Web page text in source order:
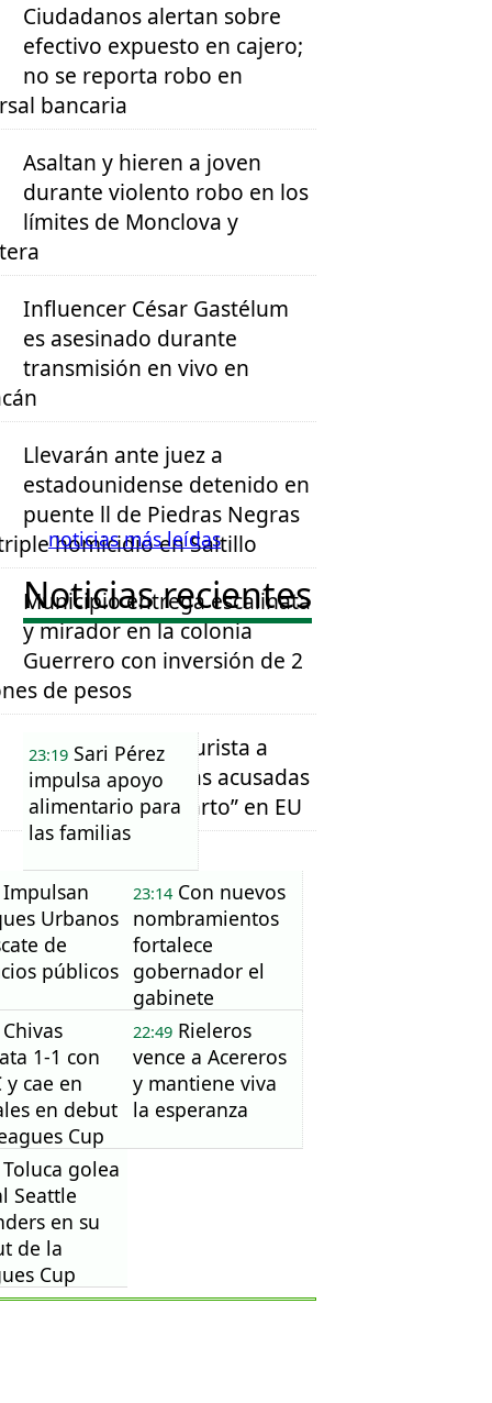
Ciudadanos alertan sobre
efectivo expuesto en cajero;
no se reporta robo en
bancaria
Asaltan y hieren a joven
durante violento robo en los
límites de Monclova y
Influencer César Gastélum
es asesinado durante
transmisión en vivo en
Llevarán ante juez a
estadounidense detenido en
puente ll de Piedras Negras
homicidio en Saltillo
Municipio entrega escalinata
y mirador en la colonia
Guerrero con inversión de 2
de pesos
Retiran visas de turista a
familias mexicanas acusadas
de “turismo de parto” en EU
noticias más leídas
Noticias recientes
23:19 Sari Pérez
impulsa apoyo
alimentario para
las familias
Impulsan
Urbanos
de
públicos
23:14Con nuevos
nombramientos
fortalece
gobernador el
gabinete
Chivas
1-1 con
y cae en
en debut
Cup
22:49Rieleros
vence a Acereros
y mantiene viva
la esperanza
Toluca golea
Seattle
en su
de la
Cup